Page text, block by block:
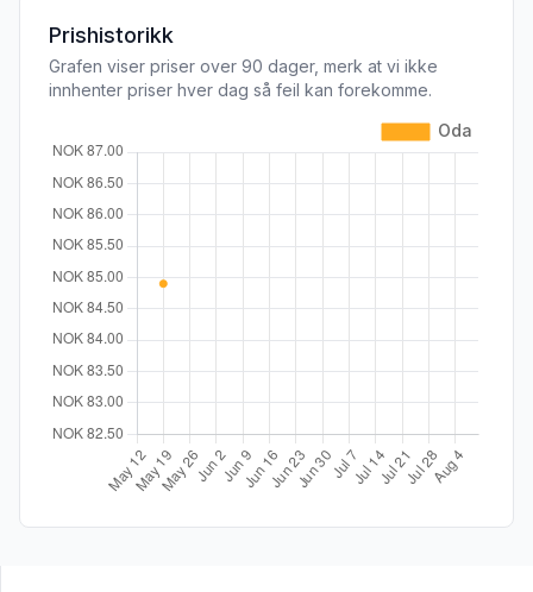
Prishistorikk
Grafen viser priser over 90 dager, merk at vi ikke
innhenter priser hver dag så feil kan forekomme.